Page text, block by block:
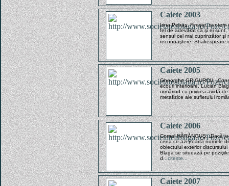
Caiete 2003
Irina Petraş: Fireşte, suntem
fel de adevărat că şi ei sunt,
sensul cel mai cuprinzător şi
recunoaştere. Shakespeare
Caiete 2005
Gheorghe GRIGURCU:
ecouri interioare, Lucian
urmărind cu privirea avidă
metafizice ale sufletului
Caiete 2006
Cornel HĂRĂNGUŞ: „Dacă
ceea ce azi poartă numele
obiectului exterior
Blaga se situează pe
d...citește...
Caiete 2007